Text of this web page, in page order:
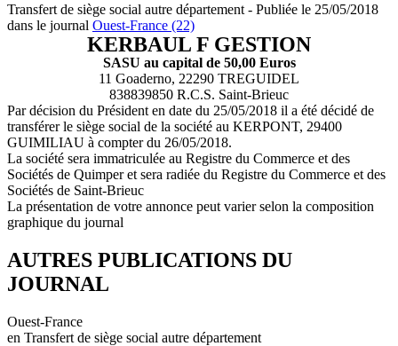
Transfert de siège social autre département - Publiée le 25/05/2018
dans le journal Ouest-France (22)
KERBAUL F GESTION
SASU au capital de 50,00 Euros
11 Goaderno, 22290 TREGUIDEL
838839850 R.C.S. Saint-Brieuc
Par décision du Président en date du 25/05/2018 il a été décidé de
transférer le siège social de la société au KERPONT, 29400
GUIMILIAU à compter du 26/05/2018.
La société sera immatriculée au Registre du Commerce et des
Sociétés de Quimper et sera radiée du Registre du Commerce et des
Sociétés de Saint-Brieuc
La présentation de votre annonce peut varier selon la composition
graphique du journal
AUTRES PUBLICATIONS DU
JOURNAL
Ouest-France
en Transfert de siège social autre département